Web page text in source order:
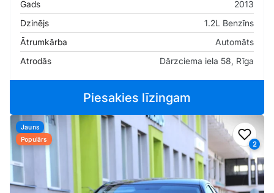
Gads
2013
Dzinējs
1.2L Benzīns
Ātrumkārba
Automāts
Atrodās
Dārzciema iela 58, Rīga
Piesakies līzingam
2
Jauns
Populārs